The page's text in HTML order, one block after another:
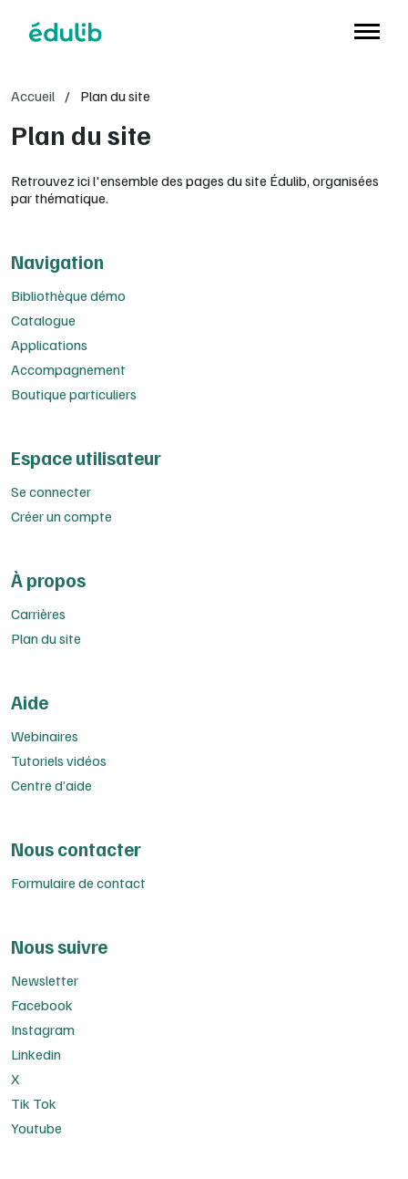
Accueil / Plan du site
Plan du site
Retrouvez ici l'ensemble des pages du site Édulib, organisées
par thématique.
Navigation
Bibliothèque démo
Catalogue
Applications
Accompagnement
Boutique particuliers
Espace utilisateur
Se connecter
Créer un compte
À propos
Carrières
Plan du site
Aide
Webinaires
Tutoriels vidéos
Centre d’aide
Nous contacter
Formulaire de contact
Nous suivre
Newsletter
Facebook
Instagram
Linkedin
X
Tik Tok
Youtube